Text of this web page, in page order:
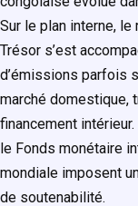
Sur le plan interne,
Trésor s’est
d’émissions parfois
marché domestique,
financement
le Fonds monétaire
mondiale imposent
de soutenabilité.